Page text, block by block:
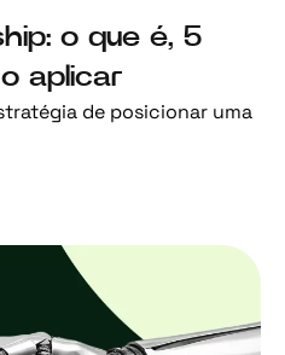
o que é, 5
aplicar
de posicionar uma